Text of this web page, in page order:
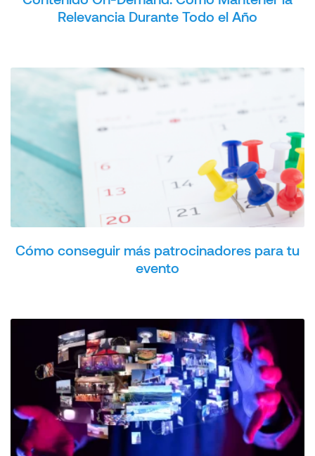
Relevancia Durante Todo el Año
Cómo conseguir más patrocinadores para tu
evento